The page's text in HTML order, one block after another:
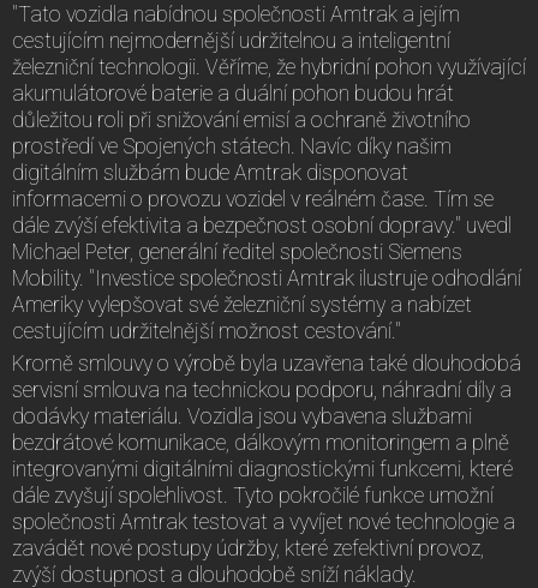
"Tato vozidla nabídnou společnosti Amtrak a jejím
cestujícím nejmodernější udržitelnou a inteligentní
železniční technologii. Věříme, že hybridní pohon využívající
akumulátorové baterie a duální pohon budou hrát
důležitou roli při snižování emisí a ochraně životního
prostředí ve Spojených státech. Navíc díky našim
digitálním službám bude Amtrak disponovat
informacemi o provozu vozidel v reálném čase. Tím se
dále zvýší efektivita a bezpečnost osobní dopravy." uvedl
Michael Peter, generální ředitel společnosti Siemens
Mobility. "Investice společnosti Amtrak ilustruje odhodlání
Ameriky vylepšovat své železniční systémy a nabízet
cestujícím udržitelnější možnost cestování."
Kromě smlouvy o výrobě byla uzavřena také dlouhodobá
servisní smlouva na technickou podporu, náhradní díly a
dodávky materiálu. Vozidla jsou vybavena službami
bezdrátové komunikace, dálkovým monitoringem a plně
integrovanými digitálními diagnostickými funkcemi, které
dále zvyšují spolehlivost. Tyto pokročilé funkce umožní
společnosti Amtrak testovat a vyvíjet nové technologie a
zavádět nové postupy údržby, které zefektivní provoz,
zvýší dostupnost a dlouhodobě sníží náklady.